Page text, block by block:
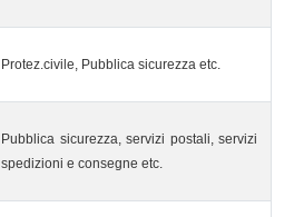
Protez.civile, Pubblica sicurezza etc.
Pubblica sicurezza, servizi postali, servizi
spedizioni e consegne etc.